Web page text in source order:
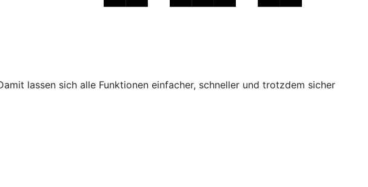
lassen sich alle Funktionen einfacher, schneller und trotzdem sicher